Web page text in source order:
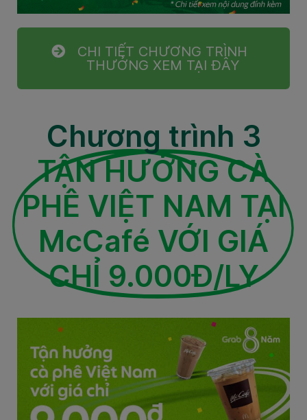
CHI TIẾT CHƯƠNG TRÌNH
THƯỞNG XEM TẠI ĐÂY
Chương trình 3
TẬN HƯỞNG CÀ
PHÊ VIỆT NAM TẠI
McCafé VỚI GIÁ
CHỈ 9.000Đ/LY